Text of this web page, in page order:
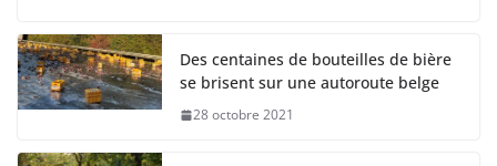
Des centaines de bouteilles de bière
se brisent sur une autoroute belge
28 octobre 2021